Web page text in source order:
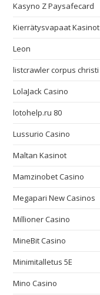
Kasyno Z Paysafecard
Kierrätysvapaat Kasinot
Leon
listcrawler corpus christi
LolaJack Casino
lotohelp.ru 80
Lussurio Casino
Maltan Kasinot
Mamzinobet Casino
Megapari New Casinos
Millioner Casino
MineBit Casino
Minimitalletus 5E
Mino Casino